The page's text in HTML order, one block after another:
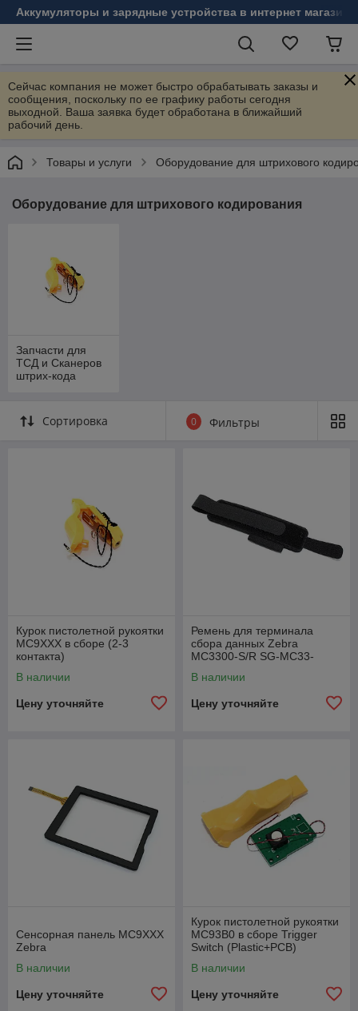
Аккумуляторы и зарядные устройства в интернет магазине
Сейчас компания не может быстро обрабатывать заказы и
сообщения, поскольку по ее графику работы сегодня
выходной. Ваша заявка будет обработана в ближайший
рабочий день.
Товары и услуги Оборудование для штрихового
Оборудование для штрихового кодирования
Запчасти для
ТСД и Сканеров
штрих-кода
Сортировка 0 Фильтры
Курок пистолетной рукоятки
MC9XXX в сборе (2-3
контакта)
В наличии
Цену уточняйте
Ремень для терминала
сбора данных Zebra
MC3300-S/R SG-MC33-
В наличии
Цену уточняйте
Сенсорная панель MC9XXX
Zebra
В наличии
Цену уточняйте
Курок пистолетной рукоятки
MC93B0 в сборе Trigger
Switch (Plastic+PCB)
В наличии
Цену уточняйте